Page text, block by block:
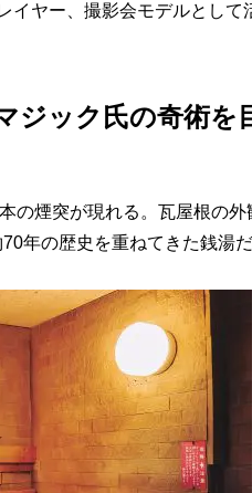
イヤー、撮影会モデルとして
ジック氏の奇術を
の煙突が現れる。瓦屋根の外
年の歴史を重ねてきた銭湯だ